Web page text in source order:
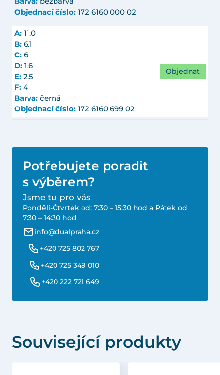
Objednací číslo: 172 6160 000 02
A: 11.0
B: 6.1
C: 6
D: 1.6
E: 2.5
F: 4
Barva: černá
Objednací číslo: 172 6160 699 02
Objednat
Potřebujete poradit
s výběrem?
Jsme tu pro vás
Pondělí-Čtvrtek od: 7:30 – 15:30 hod a Pátek od
7:30 – 14:30 hod
info@dualpraha.cz
+420 725 802 767
+420 725 349 010
+420 222 721 649
Související produkty